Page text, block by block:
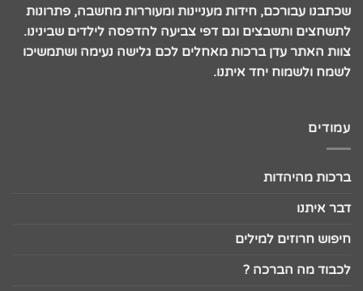
שכתבנו עבורכם, חידות מעניינות ומעוררות מחשבה, פתרונות
לתשחצים ותשבצים וגם דפי צביעה להדפסה לילדים שבינינו.
צוות האתר עדן ברכות מאחלים לכם גלישה נעימה ושתמשיכו
לשמח ולשמוח יחד איתנו.
עמודים
ברכות מהיהדות
דבר איתנו
חיפוש חרוזים למילים
לכבוד מה הברכה ?